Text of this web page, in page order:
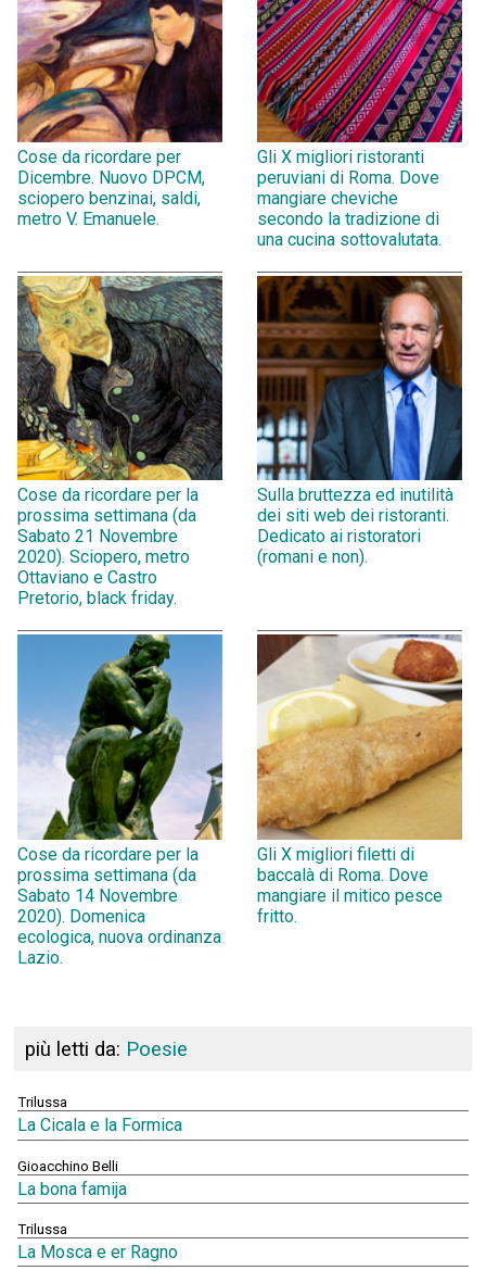
Cose da ricordare per
Dicembre. Nuovo DPCM,
sciopero benzinai, saldi,
metro V. Emanuele.
Gli X migliori ristoranti
peruviani di Roma. Dove
mangiare cheviche
secondo la tradizione di
una cucina sottovalutata.
Cose da ricordare per la
prossima settimana (da
Sabato 21 Novembre
2020). Sciopero, metro
Ottaviano e Castro
Pretorio, black friday.
Sulla bruttezza ed inutilità
dei siti web dei ristoranti.
Dedicato ai ristoratori
(romani e non).
Cose da ricordare per la
prossima settimana (da
Sabato 14 Novembre
2020). Domenica
ecologica, nuova ordinanza
Lazio.
Gli X migliori filetti di
baccalà di Roma. Dove
mangiare il mitico pesce
fritto.
più letti da: Poesie
Trilussa
La Cicala e la Formica
Gioacchino Belli
La bona famija
Trilussa
La Mosca e er Ragno